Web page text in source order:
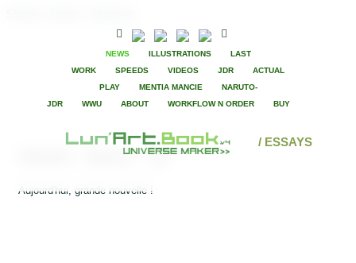
NEWS ILLUSTRATIONS
LAST
WORK
SPEEDS VIDEOS JDR
ACTUAL
PLAY
MENTIA MANCIE
NARUTO-
JDR
WWU ABOUT WORKFLOW N ORDER BUY
/ ESSAYS
Shinobi - Naruto - Jdr
Aujourd'hui, grande nouvelle !